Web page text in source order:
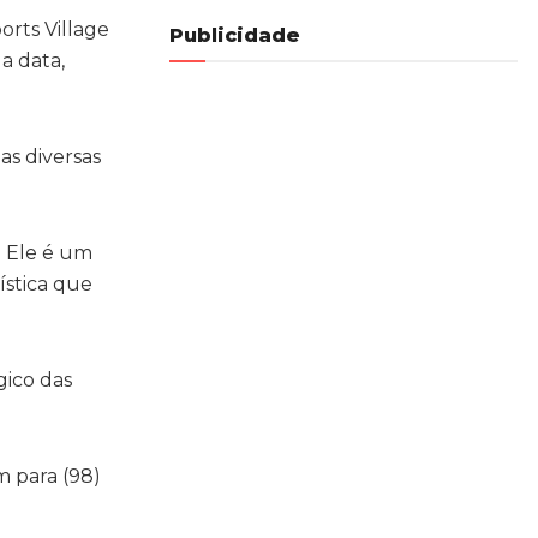
Village
data,
diversas
Ele é um
que
das
para (98)
Publicidade